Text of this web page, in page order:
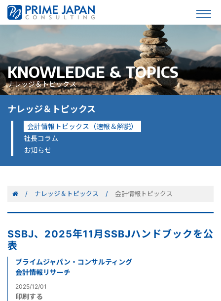
KNOWLEDGE & TOPICS
ナレッジ＆トピックス
ナレッジ＆トピックス
会計情報トピックス（速報＆解説）
社長コラム
お知らせ
ナレッジ＆トピックス 会計情報トピックス
SSBJ、2025年11月SSBJハンドブックを公
表
プライムジャパン・コンサルティング
会計情報リサーチ
2025/12/01
印刷する